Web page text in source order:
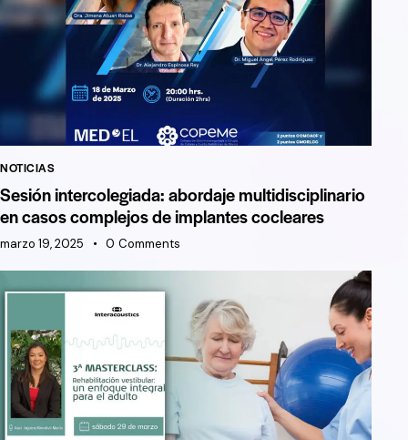
NOTICIAS
Sesión intercolegiada: abordaje multidisciplinario
en casos complejos de implantes cocleares
marzo 19, 2025 0 Comments